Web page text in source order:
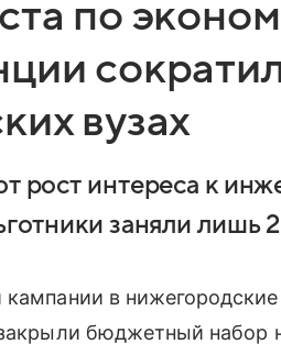
по
вузах
рост интереса к
заняли лишь
в
бюджетный набор